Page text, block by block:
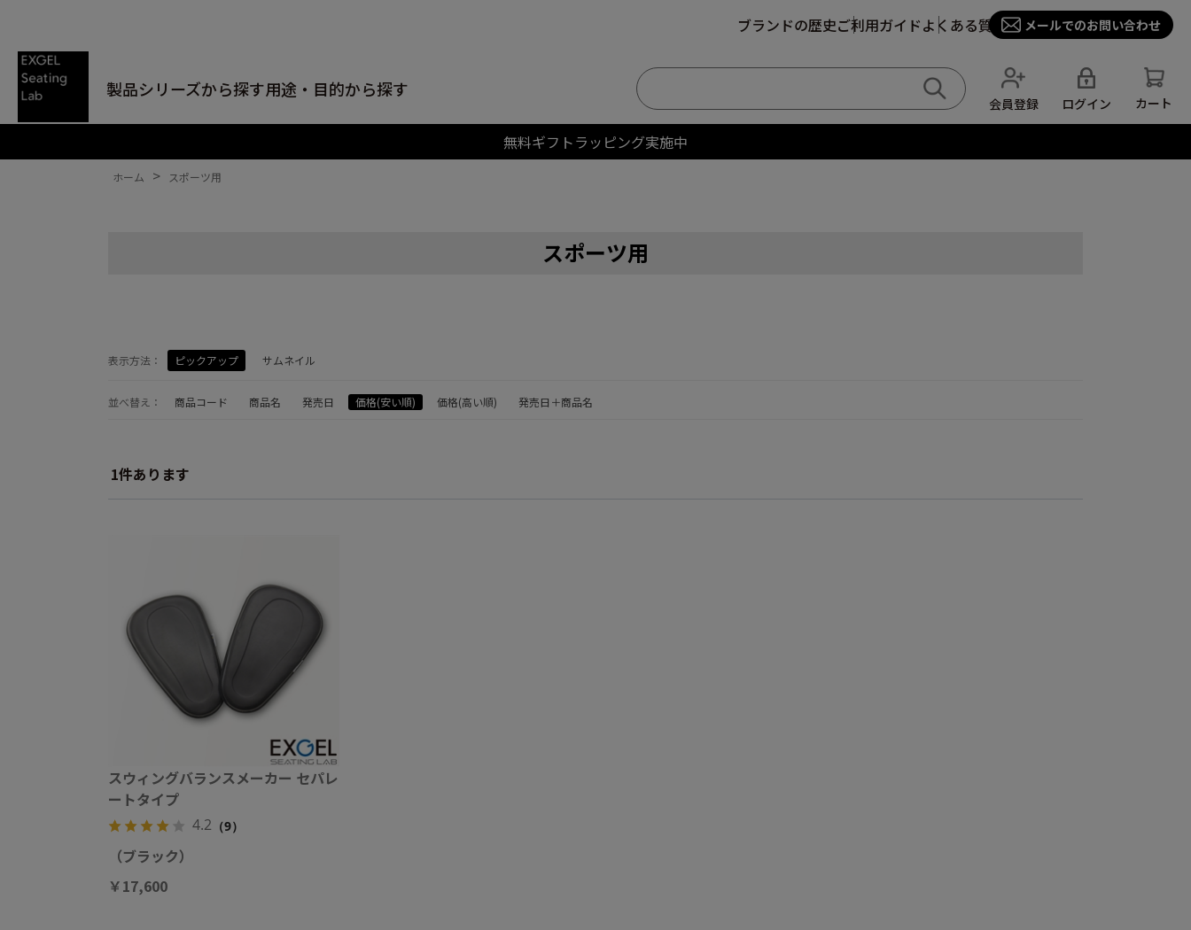
ブランドの歴史ご利用ガイドよくある質問 メールでのお問い合わせ
製品シリーズから探す用途・目的から探す
会員登録 ログイン カート
無料ギフトラッピング実施中
ホーム > スポーツ用
スポーツ用
表示方法： ピックアップ サムネイル
並べ替え： 商品コード 商品名 発売日 価格(安い順) 価格(高い順) 発売日＋商品名
1件あります
スウィングバランスメーカー セパレ
ートタイプ
4.2 （9）
（ブラック）
￥17,600